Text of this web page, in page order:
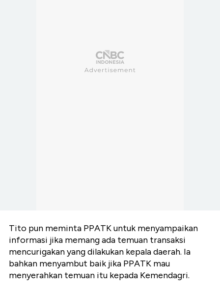
Tito pun meminta PPATK untuk menyampaikan
informasi jika memang ada temuan transaksi
mencurigakan yang dilakukan kepala daerah. Ia
bahkan menyambut baik jika PPATK mau
menyerahkan temuan itu kepada Kemendagri.